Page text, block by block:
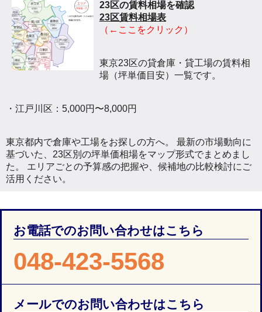
23区の賃料相場を確認
23区賃料相場表
（←ここをクリック）
東京23区の貸倉庫・貸工場の賃料相
場（坪単価目安）一覧です。
・江戸川区：5,000円〜8,000円
東京都内で倉庫や工場をお探しの方へ。 最新の市場動向に
基づいた、23区別の坪単価相場をマップ形式でまとめまし
た。 エリアごとの予算感の把握や、候補地の比較検討にご
活用ください。
お電話でのお問い合わせはこちら
048-423-5568
メールでのお問い合わせはこちら